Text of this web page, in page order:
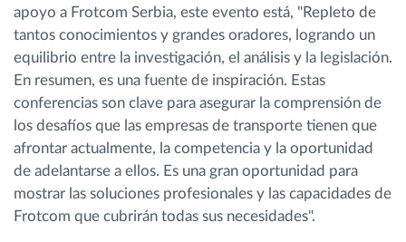
apoyo a Frotcom Serbia, este evento está, "Repleto de
tantos conocimientos y grandes oradores, logrando un
equilibrio entre la investigación, el análisis y la legislación.
En resumen, es una fuente de inspiración. Estas
conferencias son clave para asegurar la comprensión de
los desafíos que las empresas de transporte tienen que
afrontar actualmente, la competencia y la oportunidad
de adelantarse a ellos. Es una gran oportunidad para
mostrar las soluciones profesionales y las capacidades de
Frotcom que cubrirán todas sus necesidades".